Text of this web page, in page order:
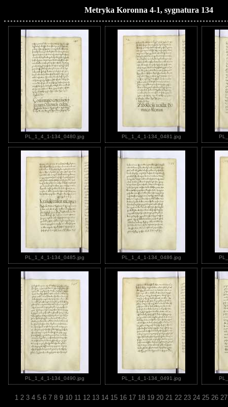
Metryka Koronna 4-1, sygnatura 134
PL_1_4_1-134_0480.jpg PL_1_4_1-134_0481.jpg
PL_1_4_1-134_0485.jpg PL_1_4_1-134_0486.jpg
PL_1_4_1-134_0490.jpg PL_1_4_1-134_0491.jpg
1 2 3 4 5 6 7 8 9 10 11 12 13 14 15 16 17 18 19 20 21 22 23 24 25 26